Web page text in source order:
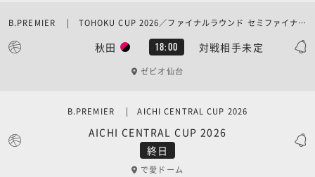
秋田 18:00 対戦相手未定
B.PREMIER | TOHOKU CUP 2026／ファイナルラウンド セミファイナル
ゼビオ仙台
終日
AICHI CENTRAL CUP 2026
B.PREMIER | AICHI CENTRAL CUP 2026
で愛ドーム